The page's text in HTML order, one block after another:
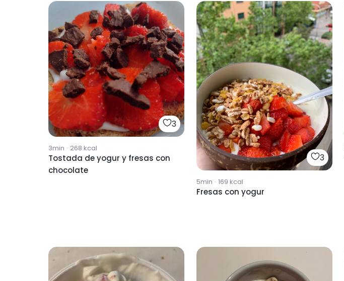
3
3min · 268 kcal
Tostada de yogur y fresas con
chocolate
3
5min · 169 kcal
Fresas con yogur